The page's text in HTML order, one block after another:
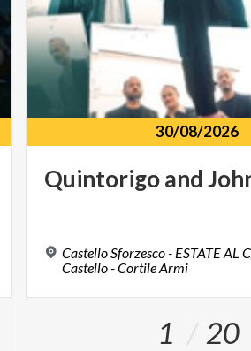
30/08/2026
Quintorigoand
Castello Sforzesco - ESTATE AL
Castello - Cortile Armi
1 20